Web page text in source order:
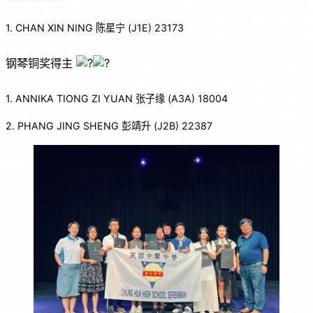
1. CHAN XIN NING 陈星宁 (J1E) 23173
钢琴铜奖得主
1. ANNIKA TIONG ZI YUAN 张子缘 (A3A) 18004
2. PHANG JING SHENG 彭靖升 (J2B) 22387